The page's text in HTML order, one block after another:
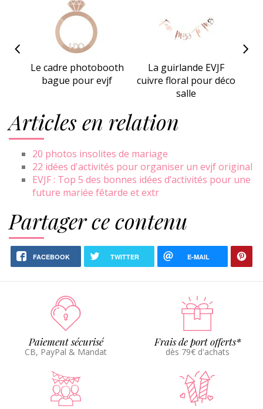
Le cadre photobooth
bague pour evjf
La guirlande EVJF
cuivre floral pour déco
salle
Articles en relation
20 photos insolites de mariage
22 idées d'activités pour organiser un evjf original
EVJF : Top 5 des bonnes idées d’activités pour une
future mariée fêtarde et extr
Partager ce contenu
FACEBOOK TWITTER E-MAIL
Paiement sécurisé
CB, PayPal & Mandat
Frais de port offerts*
dès 79€ d'achats